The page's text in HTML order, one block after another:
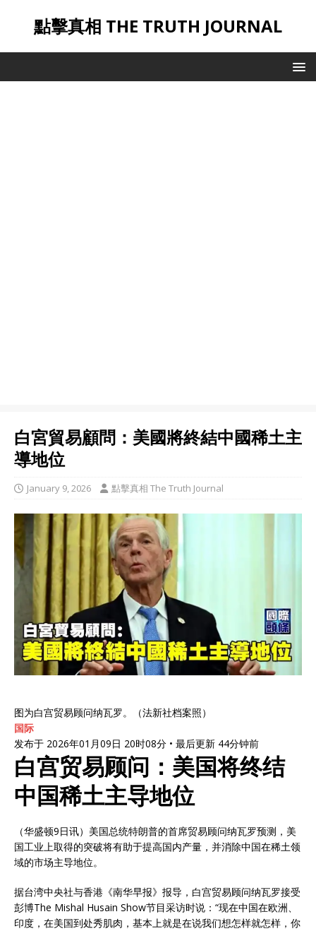
點擊真相 THE TRUTH JOURNAL
白宮貿易顧問：美國將終結中國稀土主
導地位
January 9, 2026 點擊真相 The Truth Journal
图为白宫贸易顾问纳瓦罗。（法新社档案照）
国际
发布于 2026年01月09日 20时08分 • 最后更新 44分钟前
白宫贸易顾问：美国将终结
中国稀土主导地位
（华盛顿9日讯）美国总统特朗普的首席贸易顾问纳瓦罗预测，美
国工业上取得的突破将有助于提高国内产量，并消除中国在稀土领
域的市场主导地位。
据台湾中央社与香港《南华早报》报导，白宫贸易顾问纳瓦罗接受
彭博The Mishal Husain Show节目采访时说：“现在中国在欧洲、
印度，在美国到处秀肌肉，基本上就是在说我们想怎样就怎样，你